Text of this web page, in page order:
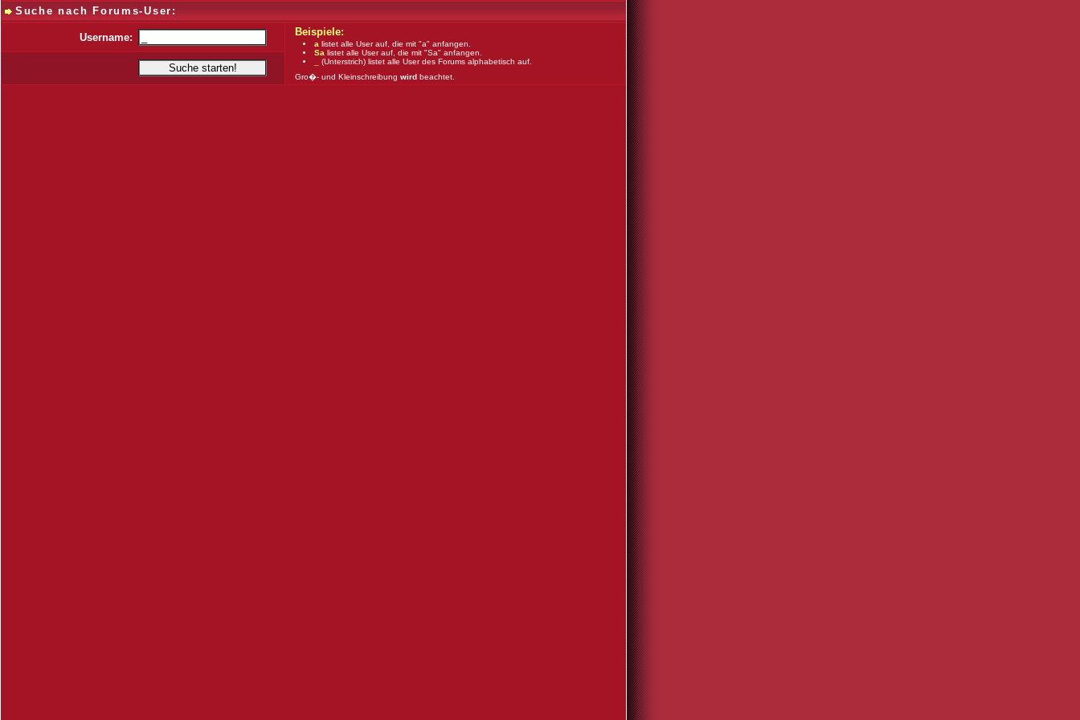
Suche nach Forums-User:
Username: Beispiele:
a listet alle User auf, die mit "a" anfangen.
Sa listet alle User auf, die mit "Sa" anfangen.
(Unterstrich) listet alle User des Forums alphabetisch auf.
Gro�- und Kleinschreibung wird beachtet.